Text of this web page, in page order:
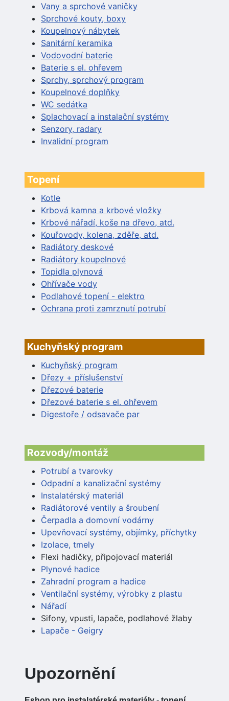
Vany a sprchové vaničky
Sprchové kouty, boxy
Koupelnový nábytek
Sanitární keramika
Vodovodní baterie
Baterie s el. ohřevem
Sprchy, sprchový program
Koupelnové doplňky
WC sedátka
Splachovací a instalační systémy
Senzory, radary
Invalidní program
Topení
Kotle
Krbová kamna a krbové vložky
Krbové nářadí, koše na dřevo, atd.
Kouřovody, kolena, zděře, atd.
Radiátory deskové
Radiátory koupelnové
Topidla plynová
Ohřívače vody
Podlahové topení - elektro
Ochrana proti zamrznutí potrubí
Kuchyňský program
Kuchyňský program
Dřezy + příslušenství
Dřezové baterie
Dřezové baterie s el. ohřevem
Digestoře / odsavače par
Rozvody/montáž
Potrubí a tvarovky
Odpadní a kanalizační systémy
Instalatérský materiál
Radiátorové ventily a šroubení
Čerpadla a domovní vodárny
Upevňovací systémy, objímky, příchytky
Izolace, tmely
Flexi hadičky, připojovací materiál
Plynové hadice
Zahradní program a hadice
Ventilační systémy, výrobky z plastu
Nářadí
Sifony, vpusti, lapače, podlahové žlaby
Lapače - Geigry
Upozornění